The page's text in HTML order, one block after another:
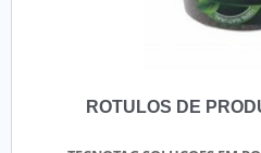
conhecimento e autoridade
clientes;Profissionais com
ROTULOS DE